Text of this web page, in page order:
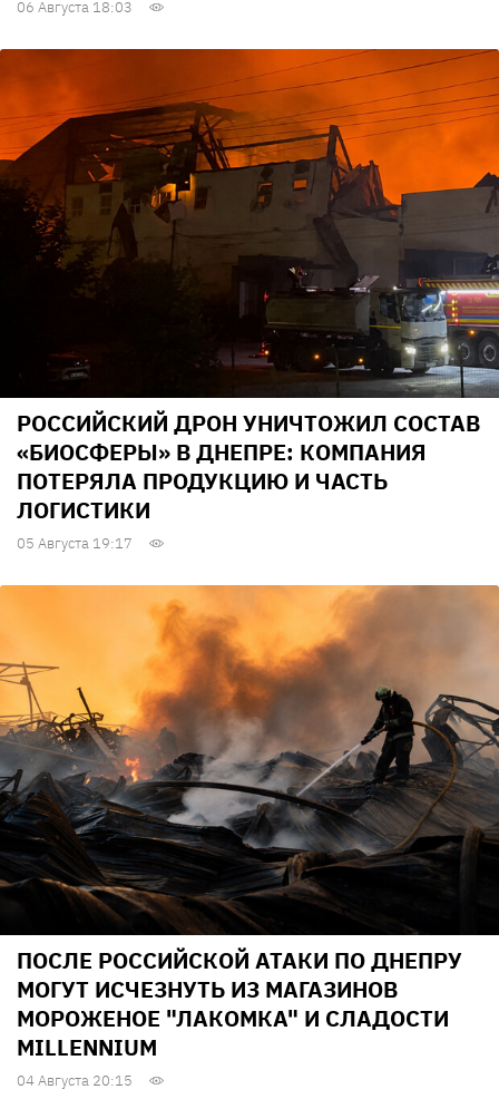
06 Августа 18:03
РОССИЙСКИЙ ДРОН УНИЧТОЖИЛ СОСТАВ
«БИОСФЕРЫ» В ДНЕПРЕ: КОМПАНИЯ
ПОТЕРЯЛА ПРОДУКЦИЮ И ЧАСТЬ
ЛОГИСТИКИ
05 Августа 19:17
ПОСЛЕ РОССИЙСКОЙ АТАКИ ПО ДНЕПРУ
МОГУТ ИСЧЕЗНУТЬ ИЗ МАГАЗИНОВ
МОРОЖЕНОЕ "ЛАКОМКА" И СЛАДОСТИ
MILLENNIUM
04 Августа 20:15